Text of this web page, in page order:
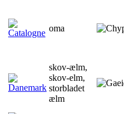
oma
skov-ælm,
skov-elm,
storbladet
ælm